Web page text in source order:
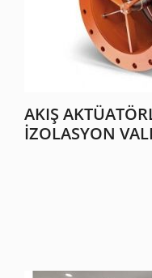
AKIŞ
İZOLASYON